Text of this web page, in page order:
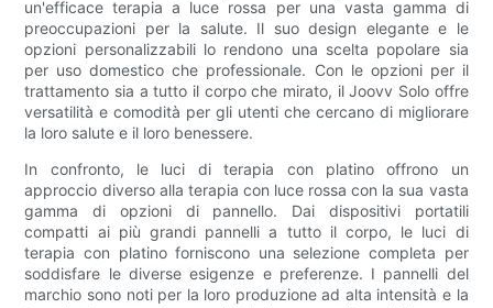
un'efficace terapia a luce rossa per una vasta gamma di
preoccupazioni per la salute. Il suo design elegante e le
opzioni personalizzabili lo rendono una scelta popolare sia
per uso domestico che professionale. Con le opzioni per il
trattamento sia a tutto il corpo che mirato, il Joovv Solo offre
versatilità e comodità per gli utenti che cercano di migliorare
la loro salute e il loro benessere.
In confronto, le luci di terapia con platino offrono un
approccio diverso alla terapia con luce rossa con la sua vasta
gamma di opzioni di pannello. Dai dispositivi portatili
compatti ai più grandi pannelli a tutto il corpo, le luci di
terapia con platino forniscono una selezione completa per
soddisfare le diverse esigenze e preferenze. I pannelli del
marchio sono noti per la loro produzione ad alta intensità e la